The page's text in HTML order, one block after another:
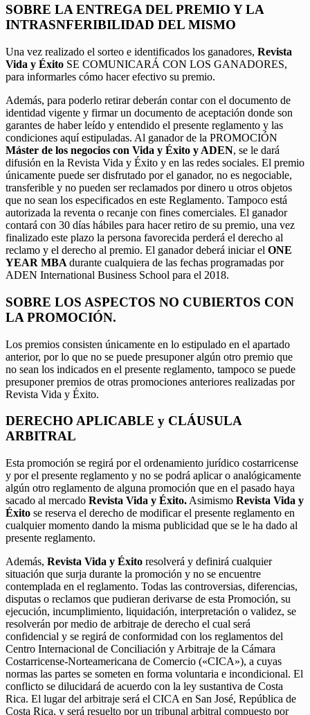
SOBRE LA ENTREGA DEL PREMIO Y LA
INTRASNFERIBILIDAD DEL MISMO
Una vez realizado el sorteo e identificados los ganadores, Revista
Vida y Éxito SE COMUNICARÁ CON LOS GANADORES,
para informarles cómo hacer efectivo su premio.
Además, para poderlo retirar deberán contar con el documento de
identidad vigente y firmar un documento de aceptación donde son
garantes de haber leído y entendido el presente reglamento y las
condiciones aquí estipuladas. Al ganador de la PROMOCIÓN
Máster de los negocios con Vida y Éxito y ADEN, se le dará
difusión en la Revista Vida y Éxito y en las redes sociales. El premio
únicamente puede ser disfrutado por el ganador, no es negociable,
transferible y no pueden ser reclamados por dinero u otros objetos
que no sean los especificados en este Reglamento. Tampoco está
autorizada la reventa o recanje con fines comerciales. El ganador
contará con 30 días hábiles para hacer retiro de su premio, una vez
finalizado este plazo la persona favorecida perderá el derecho al
reclamo y el derecho al premio. El ganador deberá iniciar el ONE
YEAR MBA durante cualquiera de las fechas programadas por
ADEN International Business School para el 2018.
SOBRE LOS ASPECTOS NO CUBIERTOS CON
LA PROMOCIÓN.
Los premios consisten únicamente en lo estipulado en el apartado
anterior, por lo que no se puede presuponer algún otro premio que
no sean los indicados en el presente reglamento, tampoco se puede
presuponer premios de otras promociones anteriores realizadas por
Revista Vida y Éxito.
DERECHO APLICABLE y CLÁUSULA
ARBITRAL
Esta promoción se regirá por el ordenamiento jurídico costarricense
y por el presente reglamento y no se podrá aplicar o analógicamente
algún otro reglamento de alguna promoción que en el pasado haya
sacado al mercado Revista Vida y Éxito. Asimismo Revista Vida y
Éxito se reserva el derecho de modificar el presente reglamento en
cualquier momento dando la misma publicidad que se le ha dado al
presente reglamento.
Además, Revista Vida y Éxito resolverá y definirá cualquier
situación que surja durante la promoción y no se encuentre
contemplada en el reglamento. Todas las controversias, diferencias,
disputas o reclamos que pudieran derivarse de esta Promoción, su
ejecución, incumplimiento, liquidación, interpretación o validez, se
resolverán por medio de arbitraje de derecho el cual será
confidencial y se regirá de conformidad con los reglamentos del
Centro Internacional de Conciliación y Arbitraje de la Cámara
Costarricense-Norteamericana de Comercio («CICA»), a cuyas
normas las partes se someten en forma voluntaria e incondicional. El
conflicto se dilucidará de acuerdo con la ley sustantiva de Costa
Rica. El lugar del arbitraje será el CICA en San José, República de
Costa Rica, y será resuelto por un tribunal arbitral compuesto por